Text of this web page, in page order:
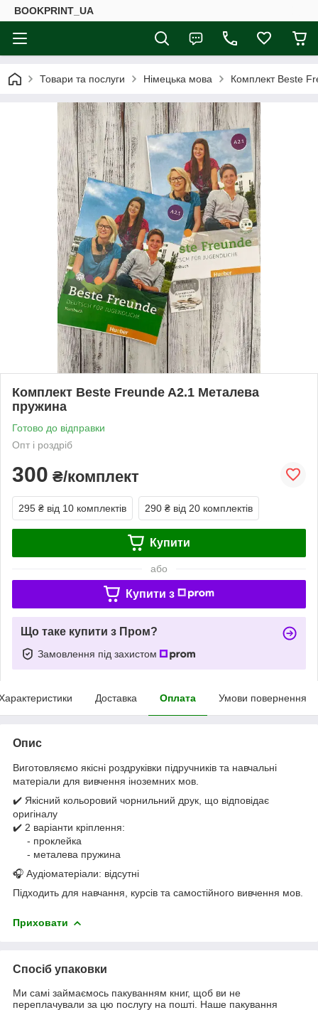
BOOKPRINT_UA
Товари та послуги Німецька мова Комплект Beste
Комплект Beste Freunde A2.1 Металева
пружина
Готово до відправки
Опт і роздріб
300 ₴/комплект
295 ₴ від 10 комплектів 290 ₴ від 20 комплектів
Купити
або
Купити з
Що таке купити з Пром?
Замовлення під захистом
Доставка Оплата Умови повернення
Опис
Виготовляємо якісні роздруківки підручників та навчальні
матеріали для вивчення іноземних мов.
✔️ Якісний кольоровий чорнильний друк, що відповідає
оригіналу
✔️ 2 варіанти кріплення:
- проклейка
- металева пружина
🎧 Аудіоматеріали: відсутні
Підходить для навчання, курсів та самостійного вивчення мов.
Приховати
Спосіб упаковки
Ми самі займаємось пакуванням книг, щоб ви не
переплачували за цю послугу на пошті. Наше пакування